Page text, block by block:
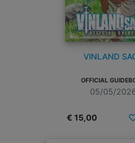
VINLAND
OFFICIAL
05/05/
€ 15,00